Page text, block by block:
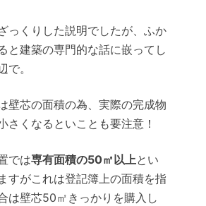
っくりした説明でしたが、ふか
と建築の専門的な話に嵌ってし
で。
壁芯の面積の為、実際の完成物
さくなるといことも要注意！
では専有面積の50㎡以上とい
すがこれは登記簿上の面積を指
は壁芯50㎡きっかりを購入し